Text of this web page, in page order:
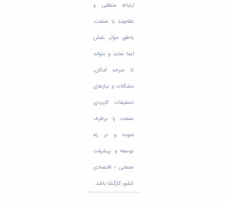
ارتباط منطقی و
نظام‌مند با صنعت،
به‌طور مؤثر نقش
ایفا نماید و بتواند
تا سرحد امکان،
مشکلات و نیازهای
تحقیقات کاربردی
صنعت را برطرف
نموده و در راه
توسعه و پیشرفت
صنعتی – اقتصادی
کشور کارگشا باشد.